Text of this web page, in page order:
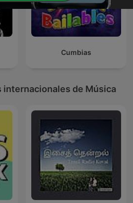
Cumbias
internacionales de Música